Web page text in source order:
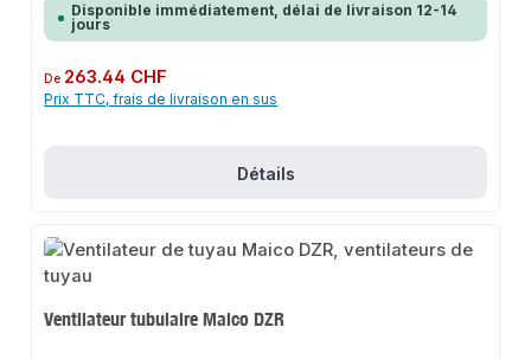
Disponible immédiatement, délai de livraison 12-14
jours
Prix régulier :
De 263.44 CHF
Prix TTC, frais de livraison en sus
Détails
Ventilateur tubulaire Maico DZR